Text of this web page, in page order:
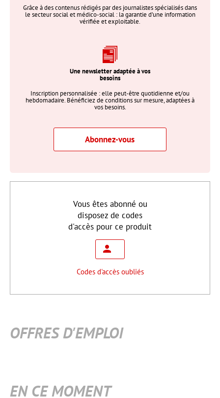
Grâce à des contenus rédigés par des journalistes spécialisés dans
le secteur social et médico-social : la garantie d’une information
vérifiée et exploitable.
Une newsletter adaptée à vos
besoins
Inscription personnalisée : elle peut-être quotidienne et/ou
hebdomadaire. Bénéficiez de conditions sur mesure, adaptées à
vos besoins.
Abonnez-vous
Vous êtes abonné ou
disposez de codes
d'accès pour ce produit
Codes d'accès oubliés
OFFRES D'EMPLOI
EN CE MOMENT